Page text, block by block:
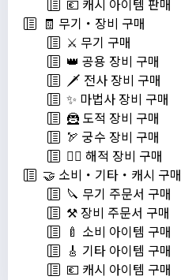
💶 캐시 아이템 판매
🧾 무기・장비 구매
⚔️ 무기 구매
👑 공용 장비 구매
🗡️ 전사 장비 구매
✨ 마법사 장비 구매
🦹 도적 장비 구매
🏹 궁수 장비 구매
🏴‍☠️ 해적 장비 구매
🤝 소비・기타・캐시 구매
🔪 무기 주문서 구매
⚒️ 장비 주문서 구매
🍼 소비 아이템 구매
🎸 기타 아이템 구매
💶 캐시 아이템 구매